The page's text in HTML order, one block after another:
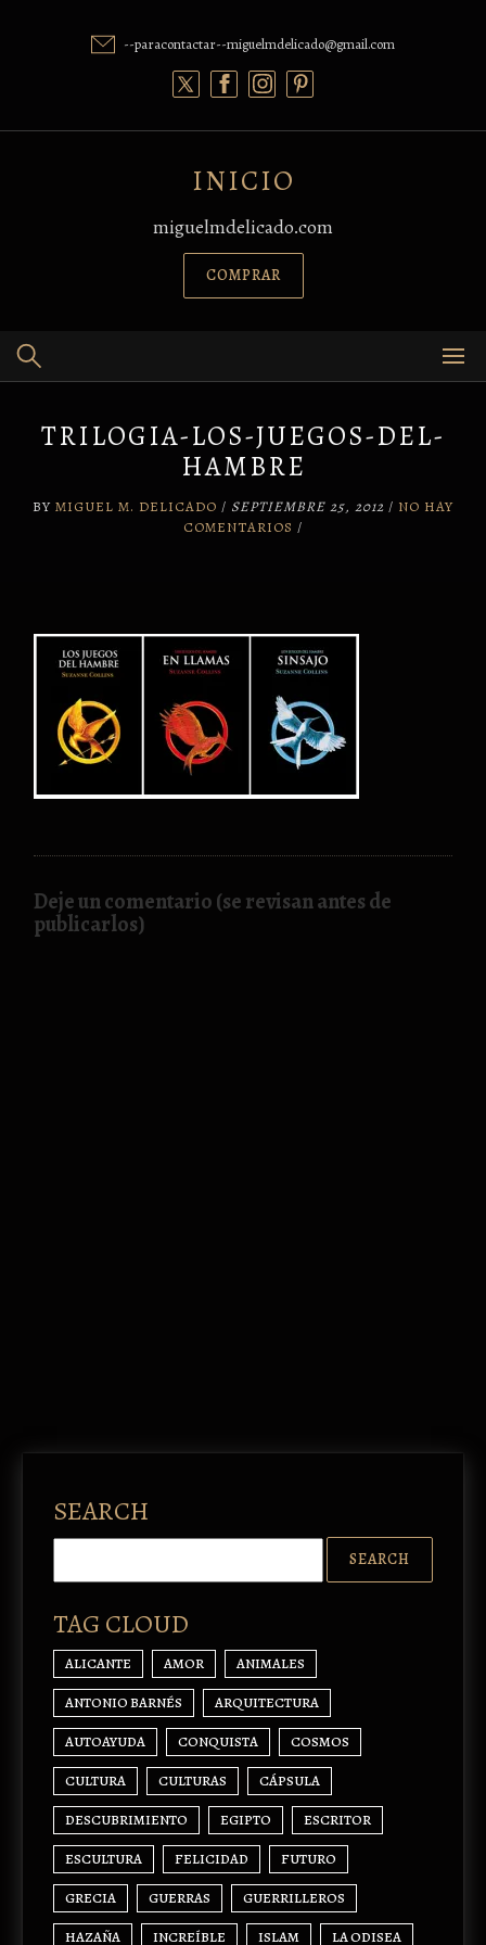
--paracontactar--miguelmdelicado@gmail.com
INICIO
miguelmdelicado.com
COMPRAR
TRILOGIA-LOS-JUEGOS-DEL-
HAMBRE
BY MIGUEL M. DELICADO / SEPTIEMBRE 25, 2012 / NO HAY
COMENTARIOS /
Deje un comentario (se revisan antes de
publicarlos)
SEARCH
TAG CLOUD
ALICANTE AMOR ANIMALES
ANTONIO BARNÉS ARQUITECTURA
AUTOAYUDA CONQUISTA COSMOS
CULTURA CULTURAS CÁPSULA
DESCUBRIMIENTO EGIPTO ESCRITOR
ESCULTURA FELICIDAD FUTURO
GRECIA GUERRAS GUERRILLEROS
HAZAÑA INCREÍBLE ISLAM LA ODISEA